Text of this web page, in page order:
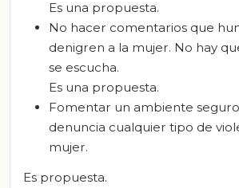
Es una propuesta.
No hacer comentarios que
denigren a la mujer. No hay
se escucha.
Es una propuesta.
Fomentar un ambiente
denuncia cualquier tipo de
mujer.
Es propuesta.